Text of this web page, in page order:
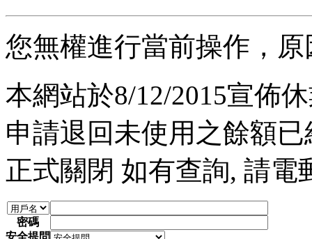
您無權進行當前操作，
本網站於8/12/2015宣佈
申請退回未使用之餘額
正式關閉 如有查詢, 請電
密碼